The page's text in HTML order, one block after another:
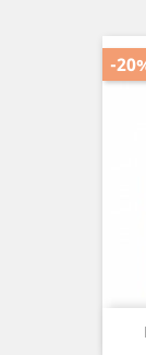
-